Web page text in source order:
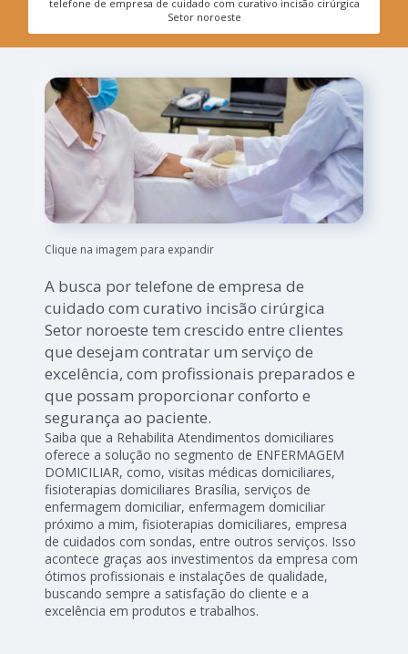
telefone de empresa de cuidado com curativo incisão cirúrgica
Setor noroeste
Clique na imagem para expandir
A busca por telefone de empresa de
cuidado com curativo incisão cirúrgica
Setor noroeste tem crescido entre clientes
que desejam contratar um serviço de
excelência, com profissionais preparados e
que possam proporcionar conforto e
segurança ao paciente.
Saiba que a Rehabilita Atendimentos domiciliares
oferece a solução no segmento de ENFERMAGEM
DOMICILIAR, como, visitas médicas domiciliares,
fisioterapias domiciliares Brasília, serviços de
enfermagem domiciliar, enfermagem domiciliar
próximo a mim, fisioterapias domiciliares, empresa
de cuidados com sondas, entre outros serviços. Isso
acontece graças aos investimentos da empresa com
ótimos profissionais e instalações de qualidade,
buscando sempre a satisfação do cliente e a
excelência em produtos e trabalhos.